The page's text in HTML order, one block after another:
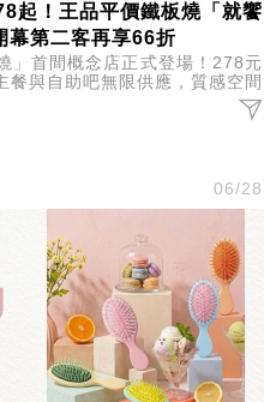
起！王品平價鐵板燒「就饗
幕第二客再享66折
」首間概念店正式登場！278元
餐與自助吧無限供應，質感空間
祭出全品項9折、第二客66折優
06/28